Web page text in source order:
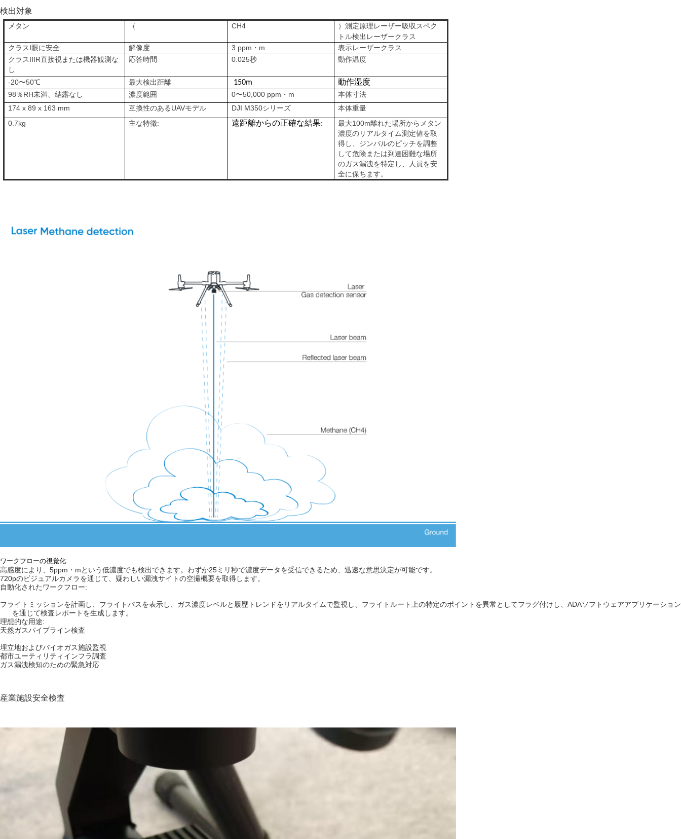
検出対象
メタン （ CH4 ）測定原理 レーザー吸収スペク
トル検出レーザークラス
クラスI眼に安全 解像度 3 ppm・m
表示レーザークラス
クラスIIIR直接視または機器観測な
し
応答時間 0.025秒 動作温度
-20〜50℃ 最大検出距離 150m 動作湿度
98％RH未満、結露なし 濃度範囲 0〜50,000 ppm・m
本体寸法
174 x 89 x 163 mm
互換性のあるUAVモデル DJI M350シリーズ
本体重量
0.7kg
主な特徴: 遠距離からの正確な結果:
最大100m離れた場所からメタン
濃度のリアルタイム測定値を取
得し、ジンバルのピッチを調整
して危険または到達困難な場所
のガス漏洩を特定し、人員を安
全に保ちます。
ワークフローの視覚化:
高感度により、5ppm・mという低濃度でも検出できます。わずか25ミリ秒で濃度データを受信できるため、迅速な意思決定が可能です。
720pのビジュアルカメラを通じて、疑わしい漏洩サイトの空撮概要を取得します。
自動化されたワークフロー:
フライトミッションを計画し、フライトパスを表示し、ガス濃度レベルと履歴トレンドをリアルタイムで監視し、フライトルート上の特定のポイントを異常としてフラグ付けし、ADAソフトウェアアプリケーション
を通じて検査レポートを生成します。
理想的な用途:
天然ガスパイプライン検査
埋立地およびバイオガス施設監視
都市ユーティリティインフラ調査
ガス漏洩検知のための緊急対応
産業施設安全検査